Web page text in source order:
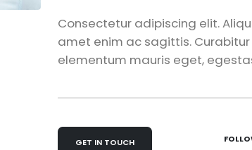
Consectetur adipiscing elit.
amet enim ac sagittis.
elementum mauris eget,
GET IN TOUCH